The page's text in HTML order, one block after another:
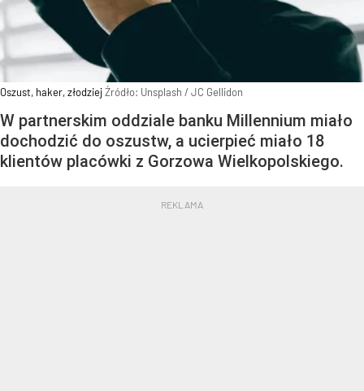
Oszust, haker, złodziejŹródło: Unsplash / JC Gellidon
W partnerskim oddziale banku Millennium miało
dochodzić do oszustw, a ucierpieć miało 18
klientów placówki z Gorzowa Wielkopolskiego.